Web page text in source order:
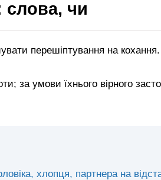
слова, чи
перешіптування на кохання.
за умови їхнього вірного
хлопця, партнера на